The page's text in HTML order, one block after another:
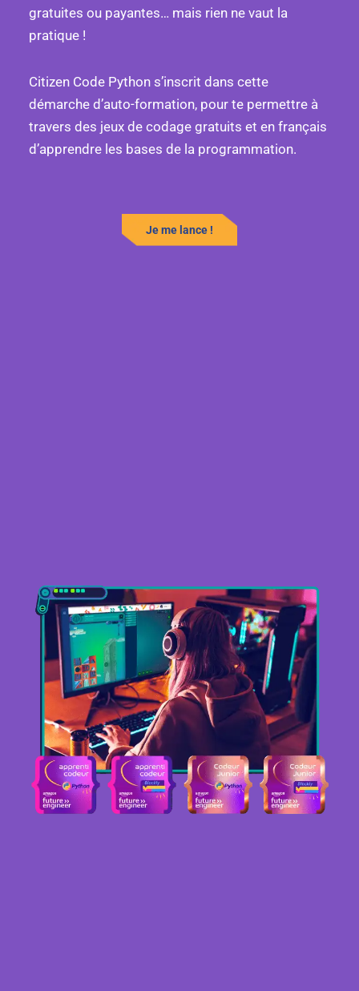
gratuites ou payantes… mais rien ne vaut la
pratique !
Citizen Code Python s’inscrit dans cette
démarche d’auto-formation, pour te permettre à
travers des jeux de codage gratuits et en français
d’apprendre les bases de la programmation.
Je me lance !